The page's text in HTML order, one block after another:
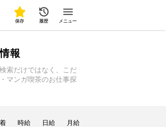
保存 履歴 メニュー
報
索だけではなく、こだ
マンガ喫茶のお仕事探
時給 日給 月給